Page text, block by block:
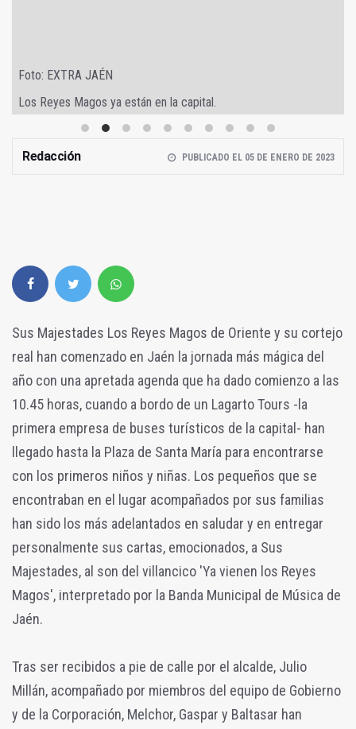
Foto: EXTRA JAÉN
Los Reyes Magos ya están en la capital.
Redacción PUBLICADO EL 05 DE ENERO DE 2023
Sus Majestades Los Reyes Magos de Oriente y su cortejo
real han comenzado en Jaén la jornada más mágica del
año con una apretada agenda que ha dado comienzo a las
10.45 horas, cuando a bordo de un Lagarto Tours -la
primera empresa de buses turísticos de la capital- han
llegado hasta la Plaza de Santa María para encontrarse
con los primeros niños y niñas. Los pequeños que se
encontraban en el lugar acompañados por sus familias
han sido los más adelantados en saludar y en entregar
personalmente sus cartas, emocionados, a Sus
Majestades, al son del villancico 'Ya vienen los Reyes
Magos', interpretado por la Banda Municipal de Música de
Jaén.
Tras ser recibidos a pie de calle por el alcalde, Julio
Millán, acompañado por miembros del equipo de Gobierno
y de la Corporación, Melchor, Gaspar y Baltasar han